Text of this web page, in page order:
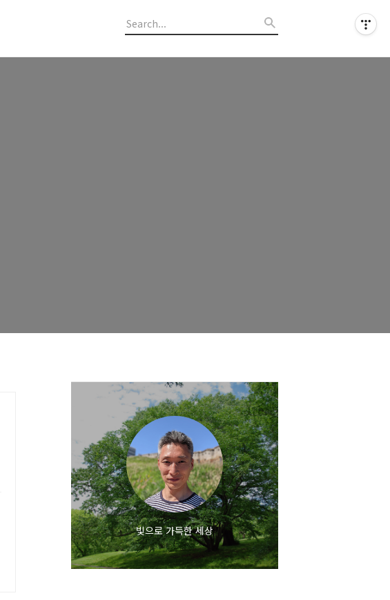
빛으로 가득한 세상